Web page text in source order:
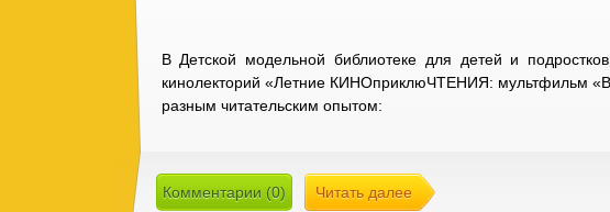
В Детской модельной библиотеке для детей и
кинолекторий «Летние КИНОприклюЧТЕНИЯ: мультфильм
разным читательским опытом:
Комментарии (0) Читать далее